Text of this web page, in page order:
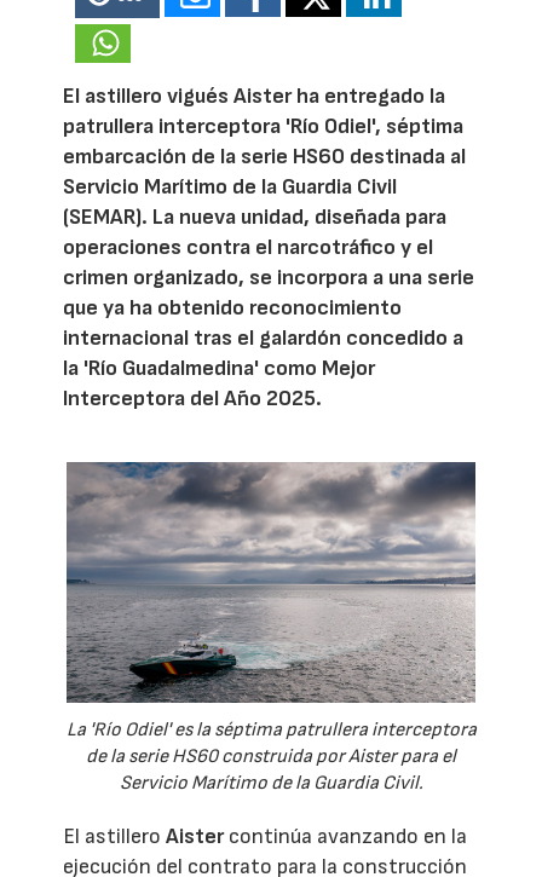
El astillero vigués Aister ha entregado la
patrullera interceptora 'Río Odiel', séptima
embarcación de la serie HS60 destinada al
Servicio Marítimo de la Guardia Civil
(SEMAR). La nueva unidad, diseñada para
operaciones contra el narcotráfico y el
crimen organizado, se incorpora a una serie
que ya ha obtenido reconocimiento
internacional tras el galardón concedido a
la 'Río Guadalmedina' como Mejor
Interceptora del Año 2025.
La 'Río Odiel' es la séptima patrullera interceptora
de la serie HS60 construida por Aister para el
Servicio Marítimo de la Guardia Civil.
El astilleroAistercontinúa avanzando en la
ejecución del contrato para la construcción